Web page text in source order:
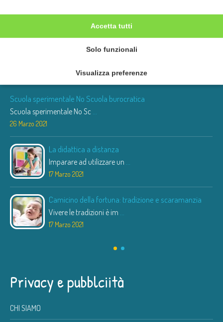
Accetta tutti
Solo funzionali
Visualizza preferenze
Ultime News
Scuola sperimentale No Scuola burocratica
Scuola sperimentale No Sc
26 Marzo 2021
La didattica a distanza
Imparare ad utilizzare un
17 Marzo 2021
Camicino della fortuna: tradizione e scaramanzia
Vivere le tradizioni è im
17 Marzo 2021
Privacy e pubblciità
CHI SIAMO